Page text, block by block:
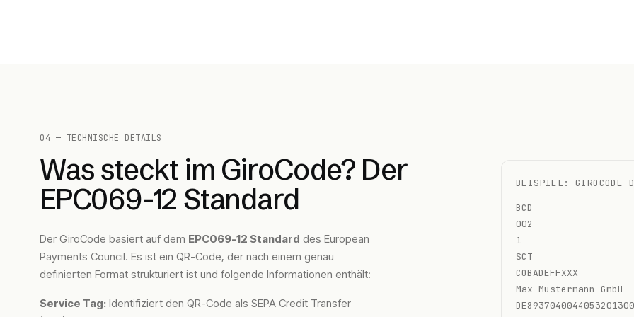
04 — TECHNISCHE DETAILS
Was steckt im GiroCode? Der
EPC069-12 Standard
Der GiroCode basiert auf dem EPC069-12 Standard des European
Payments Council. Es ist ein QR-Code, der nach einem genau
definierten Format strukturiert ist und folgende Informationen enthält:
Service Tag: Identifiziert den QR-Code als SEPA Credit Transfer
BEISPIEL: GIROCODE-
BCD
002
1
SCT
COBADEFFXXX
Max Mustermann GmbH